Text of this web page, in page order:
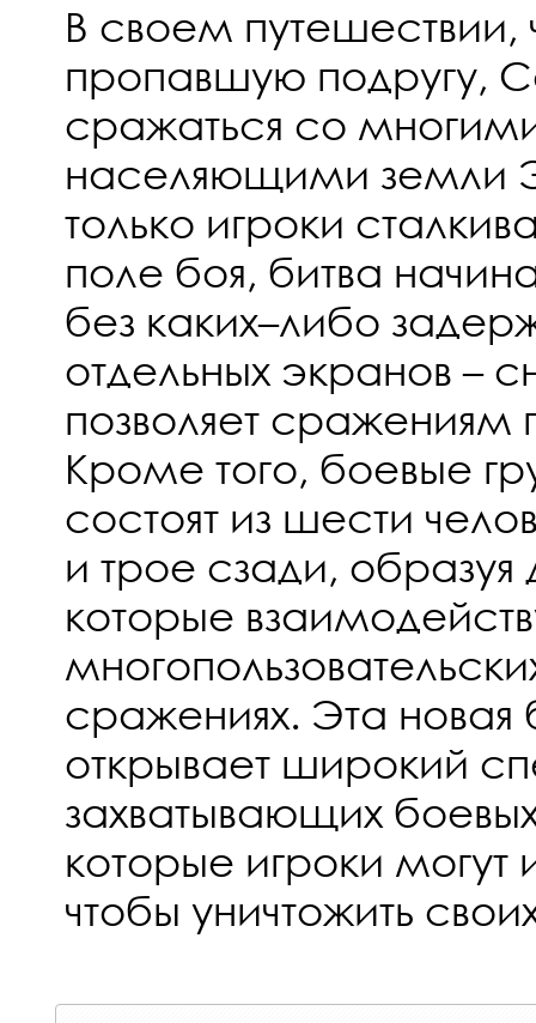
В своем путешествии,
пропавшую подругу,
сражаться со
населяющими земли
только игроки
поле боя, битва
без каких–либо
отдельных экранов –
позволяет сражениям
Кроме того, боевые
состоят из шести
и трое сзади,
которые
сражениях. Эта
открывает широкий
захватывающих
которые игроки могут
чтобы уничтожить